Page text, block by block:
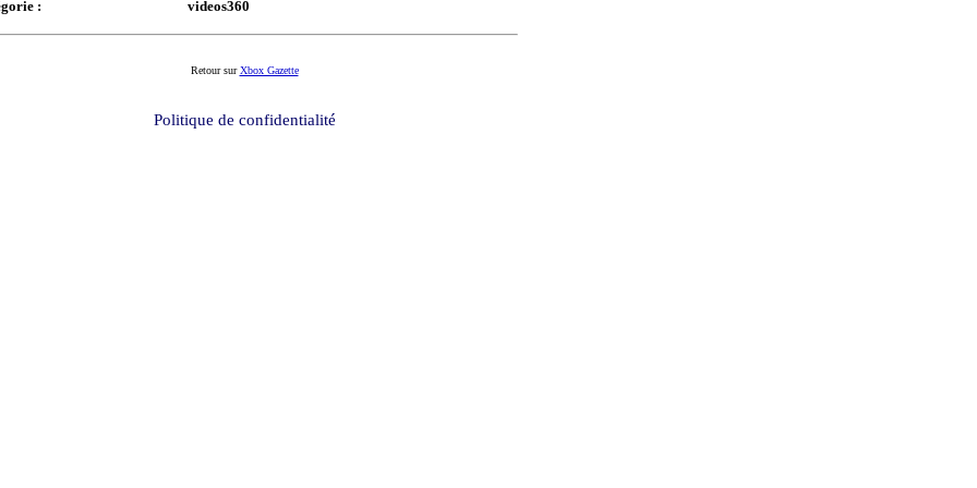
: videos360
Retour surXbox Gazette
Politique de confidentialité